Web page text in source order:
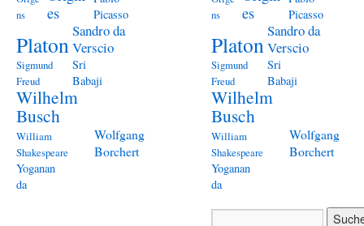
ns
es
Picasso
Platon
Sandro da
Verscio
Sigmund
Freud
Sri
Babaji
Wilhelm
Busch
William
Shakespeare
Wolfgang
Borchert
Yoganan
da
ns
es
Picasso
Platon
Sandro da
Verscio
Sigmund
Freud
Sri
Babaji
Wilhelm
Busch
William
Shakespeare
Wolfgang
Borchert
Yoganan
da